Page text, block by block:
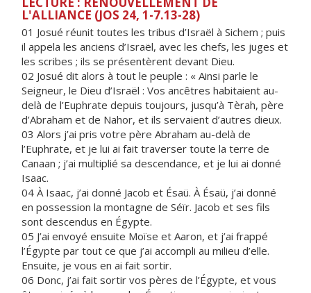
L'ALLIANCE (JOS 24, 1-7.13-28)
01 Josué réunit toutes les tribus d’Israël à Sichem ; puis
il appela les anciens d’Israël, avec les chefs, les juges et
les scribes ; ils se présentèrent devant Dieu.
02 Josué dit alors à tout le peuple : « Ainsi parle le
Seigneur, le Dieu d’Israël : Vos ancêtres habitaient au-
delà de l’Euphrate depuis toujours, jusqu’à Tèrah, père
d’Abraham et de Nahor, et ils servaient d’autres dieux.
03 Alors j’ai pris votre père Abraham au-delà de
l’Euphrate, et je lui ai fait traverser toute la terre de
Canaan ; j’ai multiplié sa descendance, et je lui ai donné
Isaac.
04 À Isaac, j’ai donné Jacob et Ésaü. À Ésaü, j’ai donné
en possession la montagne de Séïr. Jacob et ses fils
sont descendus en Égypte.
05 J’ai envoyé ensuite Moïse et Aaron, et j’ai frappé
l’Égypte par tout ce que j’ai accompli au milieu d’elle.
Ensuite, je vous en ai fait sortir.
06 Donc, j’ai fait sortir vos pères de l’Égypte, et vous